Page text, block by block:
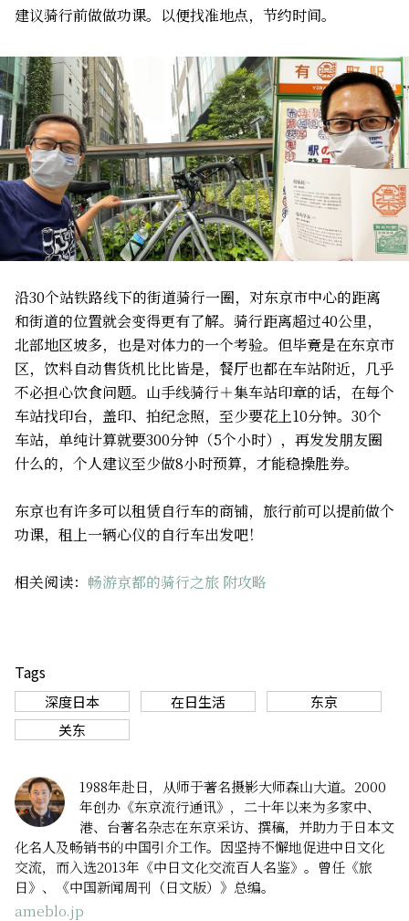
建议骑行前做做功课。以便找准地点，节约时间。
沿30个站铁路线下的街道骑行一圈，对东京市中心的距离
和街道的位置就会变得更有了解。骑行距离超过40公里，
北部地区坡多，也是对体力的一个考验。但毕竟是在东京市
区，饮料自动售货机比比皆是，餐厅也都在车站附近，几乎
不必担心饮食问题。山手线骑行＋集车站印章的话，在每个
车站找印台，盖印、拍纪念照，至少要花上10分钟。30个
车站，单纯计算就要300分钟（5个小时），再发发朋友圈
什么的，个人建议至少做8小时预算，才能稳操胜券。
东京也有许多可以租赁自行车的商铺，旅行前可以提前做个
功课，租上一辆心仪的自行车出发吧！
相关阅读： 畅游京都的骑行之旅 附攻略
Tags
深度日本 在日生活
东京
关东
1988年赴日，从师于著名摄影大师森山大道。2000
年创办《东京流行通讯》，二十年以来为多家中、
港、台著名杂志在东京采访、撰稿，并助力于日本文
化名人及畅销书的中国引介工作。因坚持不懈地促进中日文化
交流，而入选2013年《中日文化交流百人名鉴》。曾任《旅
日》、《中国新闻周刊（日文版）》总编。
ameblo.jp